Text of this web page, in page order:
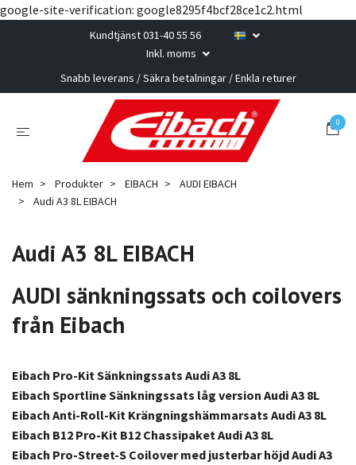
google-site-verification: google8295f4bcf28ce1c2.html
Kundtjänst 031-40 55 56
Inkl. moms
Snabb leverans / Säkra betalningar / Enkla returer
0
Hem Produkter EIBACH
AUDI EIBACH
Audi A3 8L EIBACH
Audi A3 8L EIBACH
AUDI sänkningssats och coilovers
från Eibach
Eibach Pro-Kit Sänkningssats Audi A3 8L
Eibach Sportline Sänkningssats låg version Audi A3 8L
Eibach Anti-Roll-Kit Krängningshämmarsats Audi A3 8L
Eibach B12 Pro-Kit B12 Chassipaket Audi A3 8L
Eibach Pro-Street-S Coilover med justerbar höjd Audi A3